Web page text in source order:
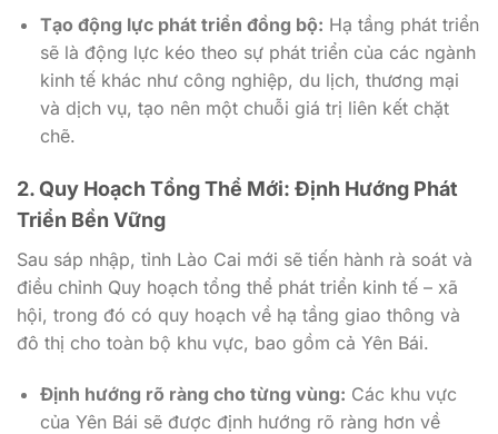
Tạo động lực phát triển đồng bộ: Hạ tầng phát triển
sẽ là động lực kéo theo sự phát triển của các ngành
kinh tế khác như công nghiệp, du lịch, thương mại
và dịch vụ, tạo nên một chuỗi giá trị liên kết chặt
chẽ.
2. Quy Hoạch Tổng Thể Mới: Định Hướng Phát
Triển Bền Vững
Sau sáp nhập, tỉnh Lào Cai mới sẽ tiến hành rà soát và
điều chỉnh Quy hoạch tổng thể phát triển kinh tế – xã
hội, trong đó có quy hoạch về hạ tầng giao thông và
đô thị cho toàn bộ khu vực, bao gồm cả Yên Bái.
Định hướng rõ ràng cho từng vùng: Các khu vực
của Yên Bái sẽ được định hướng rõ ràng hơn về